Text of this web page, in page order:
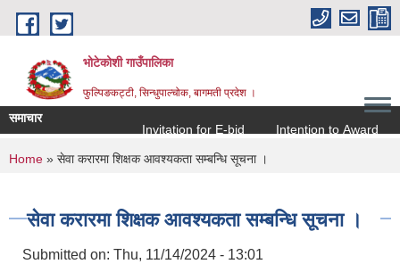
Skip to main content
भोटेकोशी गाउँपालिका
फुल्पिङकट्टी, सिन्धुपाल्चोक, बागमती प्रदेश ।
समाचार
Invitation for E-bid
Intention to Award
You are here
Home » सेवा करारमा शिक्षक आवश्यकता सम्बन्धि सूचना ।
सेवा करारमा शिक्षक आवश्यकता सम्बन्धि सूचना ।
Submitted on: Thu, 11/14/2024 - 13:01